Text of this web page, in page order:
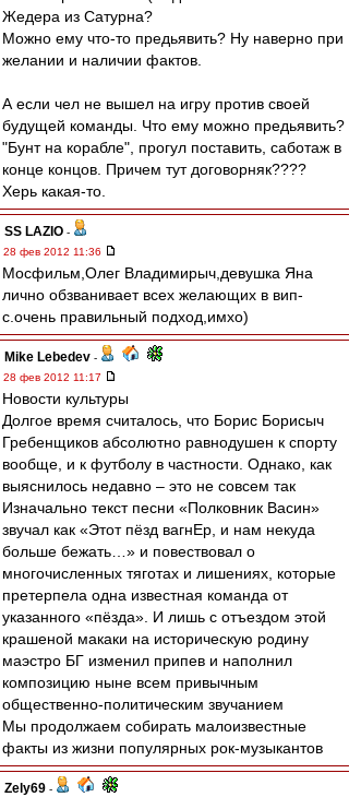
Жедера из Сатурна?
Можно ему что-то предьявить? Ну наверно при
желании и наличии фактов.
А если чел не вышел на игру против своей
будущей команды. Что ему можно предьявить?
"Бунт на корабле", прогул поставить, саботаж в
конце концов. Причем тут договорняк????
Херь какая-то.
SS LAZIO -
28 фев 2012 11:36
Мосфильм,Олег Владимирыч,девушка Яна
лично обзванивает всех желающих в вип-
с.очень правильный подход,имхо)
Mike Lebedev -
28 фев 2012 11:17
Новости культуры
Долгое время считалось, что Борис Борисыч
Гребенщиков абсолютно равнодушен к спорту
вообще, и к футболу в частности. Однако, как
выяснилось недавно – это не совсем так
Изначально текст песни «Полковник Васин»
звучал как «Этот пёзд вагнЕр, и нам некуда
больше бежать…» и повествовал о
многочисленных тяготах и лишениях, которые
претерпела одна известная команда от
указанного «пёзда». И лишь с отъездом этой
крашеной макаки на историческую родину
маэстро БГ изменил припев и наполнил
композицию ныне всем привычным
общественно-политическим звучанием
Мы продолжаем собирать малоизвестные
факты из жизни популярных рок-музыкантов
Zely69 -